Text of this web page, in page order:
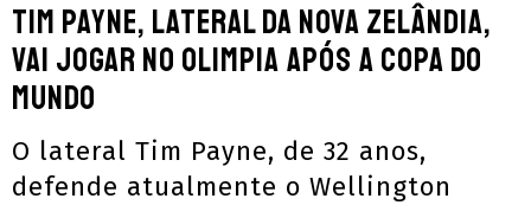
Tim Payne, lateral da Nova Zelândia,
vai jogar no Olimpia após a Copa do
Mundo
O lateral Tim Payne, de 32 anos,
defende atualmente o Wellington